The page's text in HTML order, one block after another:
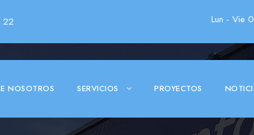
22 Lun - Vie
NOSOTROS SERVICIOS PROYECTOS